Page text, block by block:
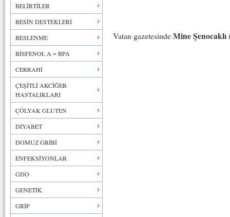
BELİRTİLER
BESİN DESTEKLERİ
BESLENME
BİSFENOL A = BPA
CERRAHİ
ÇEŞİTLİ AKCİĞER
HASTALIKLARI
ÇÖLYAK GLUTEN
DİYABET
DOMUZ GRİBİ
ENFEKSİYONLAR
GDO
GENETİK
GRİP
Vatan gazetesinde Mine Şenocaklı